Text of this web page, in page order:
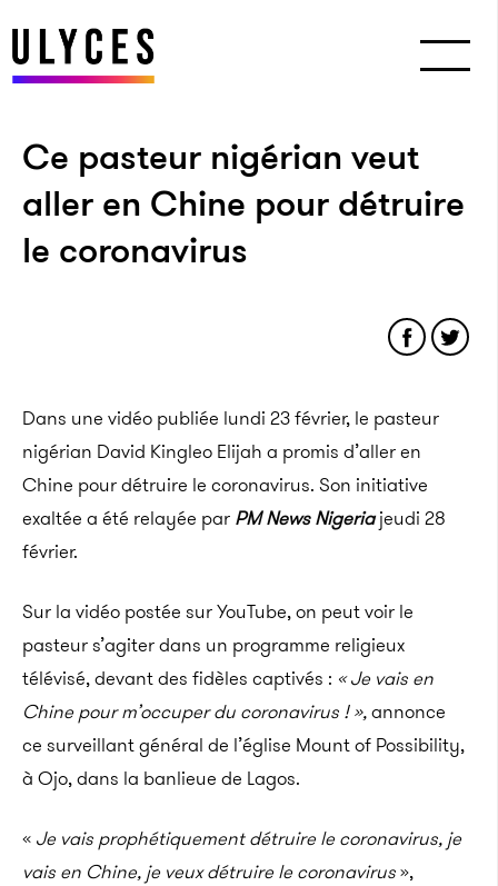
Ce pasteur nigérian veut
aller en Chine pour détruire
le coronavirus
Dans une vidéo publiée lundi 23 février, le pasteur
nigérian David Kingleo Elijah a promis d’aller en
Chine pour détruire le coronavirus. Son initiative
exaltée a été relayée par PM News Nigeriajeudi 28
février.
Sur la vidéo postée sur YouTube, on peut voir le
pasteurs’agiter dans un programme religieux
télévisé, devant des fidèles captivés : « Je vais en
Chine pour m’occuper du coronavirus ! »,annonce
ce surveillant général de l’église Mount of Possibility,
à Ojo, dans la banlieue de Lagos.
« Je vais prophétiquement détruire le coronavirus, je
vais en Chine, je veux détruire le coronavirus»,